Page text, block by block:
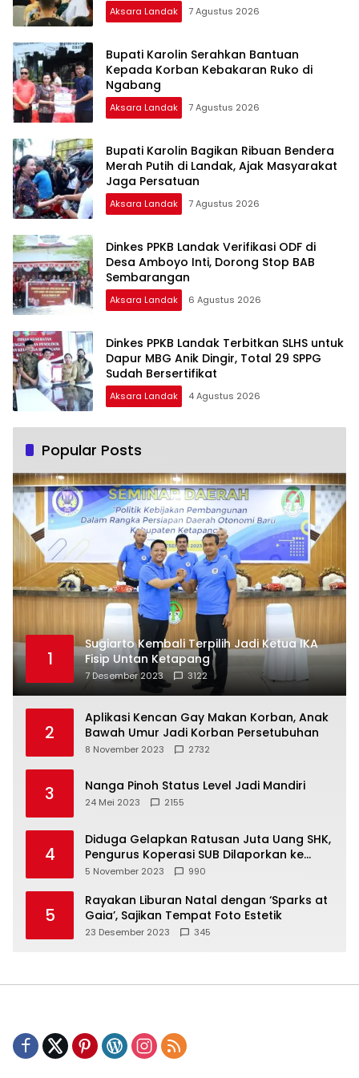
Aksara Landak 7 Agustus 2026
Bupati Karolin Serahkan Bantuan
Kepada Korban Kebakaran Ruko di
Ngabang
Aksara Landak 7 Agustus 2026
Bupati Karolin Bagikan Ribuan Bendera
Merah Putih di Landak, Ajak Masyarakat
Jaga Persatuan
Aksara Landak 7 Agustus 2026
Dinkes PPKB Landak Verifikasi ODF di
Desa Amboyo Inti, Dorong Stop BAB
Sembarangan
Aksara Landak 6 Agustus 2026
Dinkes PPKB Landak Terbitkan SLHS untuk
Dapur MBG Anik Dingir, Total 29 SPPG
Sudah Bersertifikat
Aksara Landak 4 Agustus 2026
Popular Posts
1
Sugiarto Kembali Terpilih Jadi Ketua IKA
Fisip Untan Ketapang
7 Desember 2023 3122
2
Aplikasi Kencan Gay Makan Korban, Anak
Bawah Umur Jadi Korban Persetubuhan
8 November 2023 2732
3 Nanga Pinoh Status Level Jadi Mandiri
24 Mei 2023 2155
4
Diduga Gelapkan Ratusan Juta Uang SHK,
Pengurus Koperasi SUB Dilaporkan ke
Polisi
5 November 2023 990
5
Rayakan Liburan Natal dengan ‘Sparks at
Gaia’, Sajikan Tempat Foto Estetik
23 Desember 2023 345